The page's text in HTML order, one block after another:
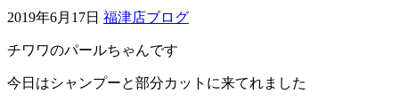
ェ
（福
2019年6月17日 福津店ブログ
チワワのパールちゃんです
今日はシャンプーと部分カットに来てれました